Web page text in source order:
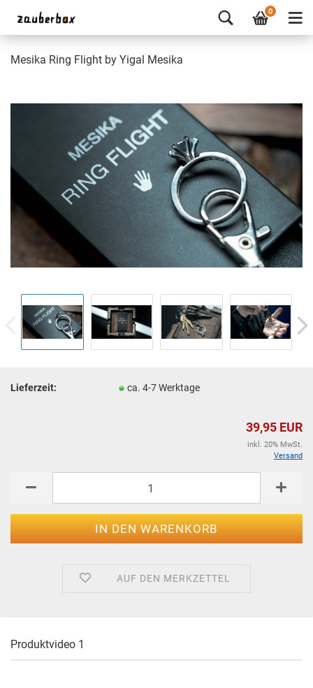
0
Mesika Ring Flight by Yigal Mesika
Lieferzeit: ca. 4-7 Werktage
39,95 EUR
inkl. 20% MwSt.
Versand
AUF DEN MERKZETTEL
Produktvideo 1